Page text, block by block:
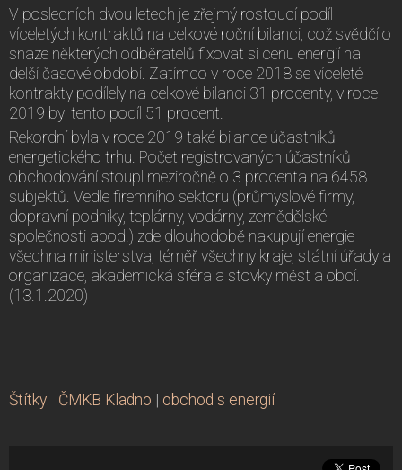
V posledních dvou letech je zřejmý rostoucí podíl
víceletých kontraktů na celkové roční bilanci, což svědčí o
snaze některých odběratelů fixovat si cenu energií na
delší časové období. Zatímco v roce 2018 se víceleté
kontrakty podílely na celkové bilanci 31 procenty, v roce
2019 byl tento podíl 51 procent.
Rekordní byla v roce 2019 také bilance účastníků
energetického trhu. Počet registrovaných účastníků
obchodování stoupl meziročně o 3 procenta na 6458
subjektů. Vedle firemního sektoru (průmyslové firmy,
dopravní podniky, teplárny, vodárny, zemědělské
společnosti apod.) zde dlouhodobě nakupují energie
všechna ministerstva, téměř všechny kraje, státní úřady a
organizace, akademická sféra a stovky měst a obcí.
(13.1.2020)
Štítky: ČMKB Kladno | obchod s energií